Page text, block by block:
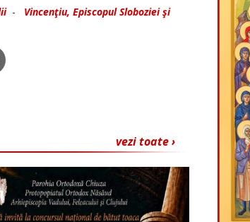
- Vincenţiu, Episcopul Sloboziei şi
vezi toate ›